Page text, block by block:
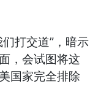
打交道”，暗示
，会试图将这
国家完全排除